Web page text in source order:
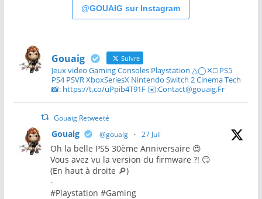
@GOUAIG sur Instagram
Gouaig Suivre
Jeux video Gaming Consoles Playstation △◯✕□ PS5
PS4 PSVR XboxSeriesX Nintendo Switch 2 Cinema Tech
📸: https://t.co/uPpib4T91F ✉️:Contact@gouaig.Fr
Gouaig Retweeté
Gouaig @gouaig · 27 Juil
Oh la belle PS5 30ème Anniversaire 😍
Vous avez vu la version du firmware ?! 😏
(En haut à droite 🔎)
-
#Playstation #Gaming